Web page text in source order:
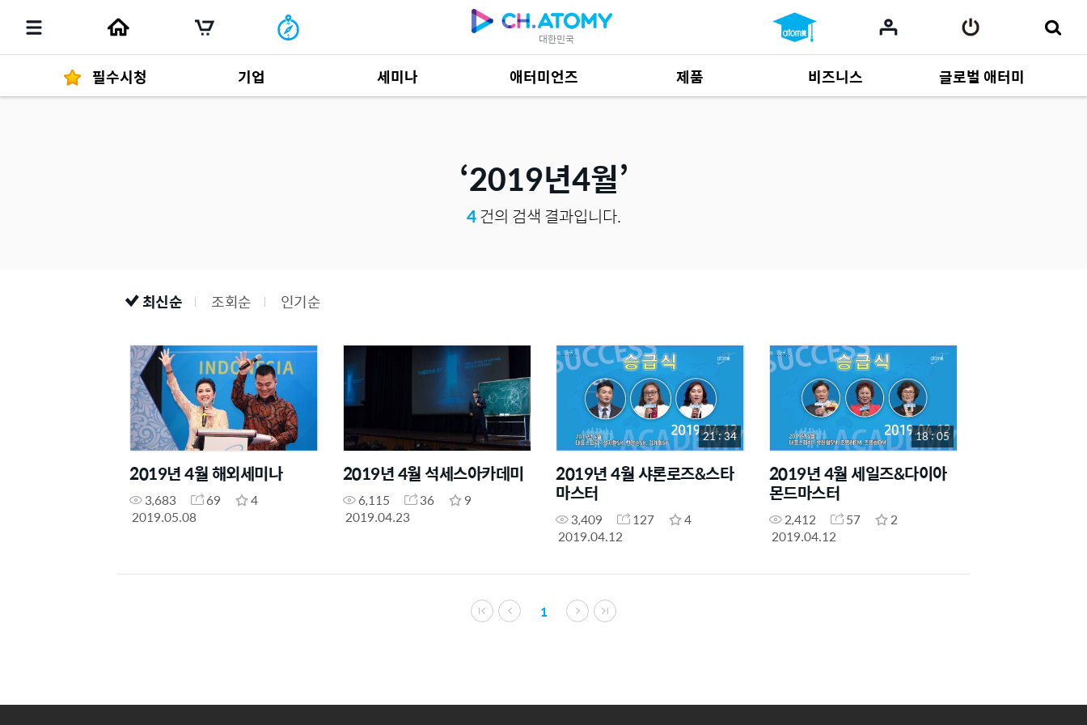
대한민국
필수시청 기업 세미나 애터미언즈 제품
제품 자료684
비즈니스
사업 자료164
글로벌 애터미
2019년4월
4건의 검색 결과입니다.
최신순 조회순 인기순
2019년 4월 해외세미나
3,683 69
4
2019.05.08
2019년 4월 석세스아카데미
6,115 36
9
2019.04.23
21 : 34
2019년 4월 샤론로즈&스타
마스터
3,409 127
4
2019.04.12
18 : 05
2019년 4월 세일즈&다이아
몬드마스터
2,412 57
2
2019.04.12
1